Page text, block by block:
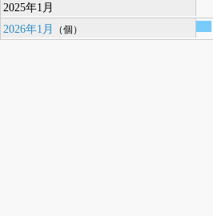
2025年1月
2026年1月
（個）